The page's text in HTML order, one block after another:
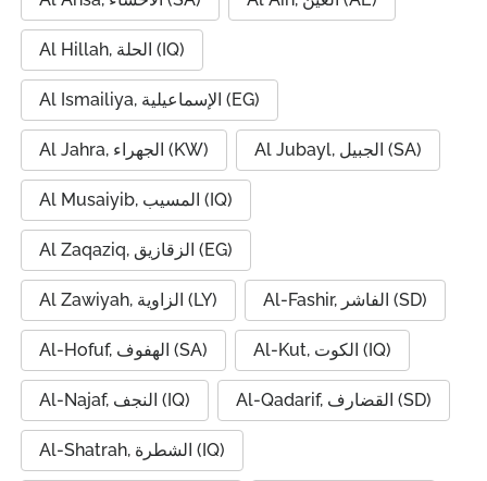
Al Hillah, الحلة (IQ)
Al Ismailiya, الإسماعيلية (EG)
Al Jahra, الجهراء (KW) Al Jubayl, الجبيل (SA)
Al Musaiyib, المسيب (IQ)
Al Zaqaziq, الزقازيق (EG)
Al Zawiyah, الزاوية (LY) Al-Fashir, الفاشر (SD)
Al-Hofuf, الهفوف (SA) Al-Kut, الكوت (IQ)
Al-Najaf, النجف (IQ) Al-Qadarif, القضارف (SD)
Al-Shatrah, الشطرة (IQ)